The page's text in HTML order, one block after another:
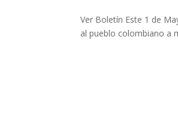
Ver Boletín Este 1 de
al pueblo colombiano a